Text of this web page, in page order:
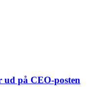
ud på CEO-posten